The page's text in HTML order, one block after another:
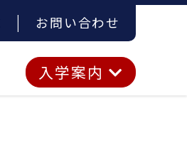
お問い合わせ
入学案内